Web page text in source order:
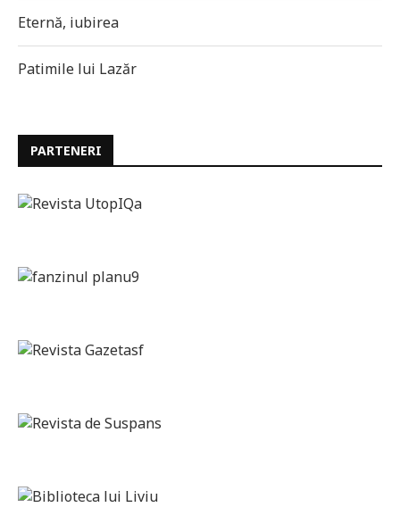
Eternă, iubirea
Patimile lui Lazăr
PARTENERI